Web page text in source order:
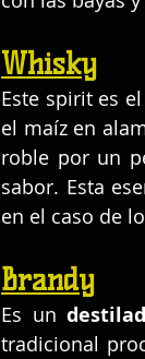
Whisky
Este spirit es
el maíz en
roble por un
sabor. Esta
en el caso de
Brandy
Es un
tradicional